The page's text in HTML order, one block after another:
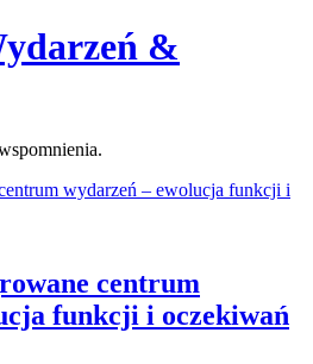
&
centrum
funkcji i oczekiwań